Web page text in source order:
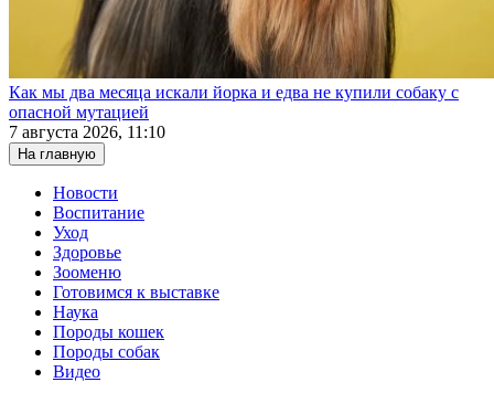
Как мы два месяца искали йорка и едва не купили собаку с
опасной мутацией
7 августа 2026, 11:10
На главную
Новости
Воспитание
Уход
Здоровье
Зооменю
Готовимся к выставке
Наука
Породы кошек
Породы собак
Видео